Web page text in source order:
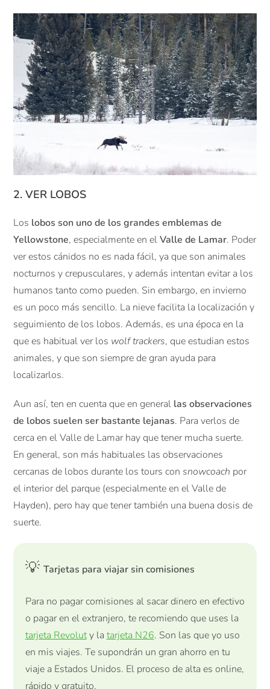
2. VER LOBOS
Los lobos son uno de los grandes emblemas de
Yellowstone, especialmente en elValle de Lamar. Poder
ver estos cánidos no es nada fácil, ya que son animales
nocturnos y crepusculares, y además intentan evitar a los
humanos tanto como pueden. Sin embargo, en invierno
es un poco más sencillo. La nieve facilita la localización y
seguimiento de los lobos. Además, es una época en la
que es habitual ver los wolf trackers, que estudian estos
animales, y que son siempre de gran ayuda para
localizarlos.
Aun así, ten en cuenta que en general las observaciones
de lobos suelen ser bastante lejanas. Para verlos de
cerca en el Valle de Lamar hay que tener mucha suerte.
En general, son más habituales las observaciones
cercanas de lobos durante los tours con snowcoach por
el interior del parque (especialmente en el Valle de
Hayden), pero hay que tener también una buena dosis de
suerte.
💡 Tarjetas para viajar sin comisiones
Para no pagar comisiones al sacar dinero en efectivo
o pagar en el extranjero, te recomiendo que uses la
tarjeta Revoluty la tarjeta N26. Son las que yo uso
en mis viajes. Te supondrán un gran ahorro en tu
viaje a Estados Unidos. El proceso de alta es online,
rápido y gratuito.